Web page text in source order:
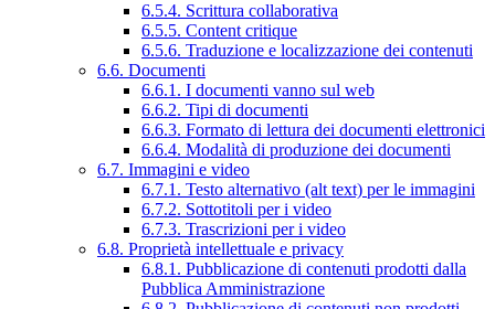
6.5.4. Scrittura collaborativa
6.5.5. Content critique
6.5.6. Traduzione e localizzazione dei contenuti
6.6. Documenti
6.6.1. I documenti vanno sul web
6.6.2. Tipi di documenti
6.6.3. Formato di lettura dei documenti elettronici
6.6.4. Modalità di produzione dei documenti
6.7. Immagini e video
6.7.1. Testo alternativo (alt text) per le immagini
6.7.2. Sottotitoli per i video
6.7.3. Trascrizioni per i video
6.8. Proprietà intellettuale e privacy
6.8.1. Pubblicazione di contenuti prodotti dalla
Pubblica Amministrazione